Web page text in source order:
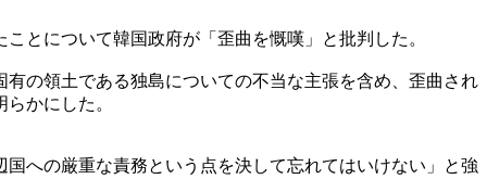
とについて韓国政府が「歪曲を慨嘆」と批判した。
の領土である独島についての不当な主張を含め、歪曲され
かにした。
への厳重な責務という点を決して忘れてはいけない」と強